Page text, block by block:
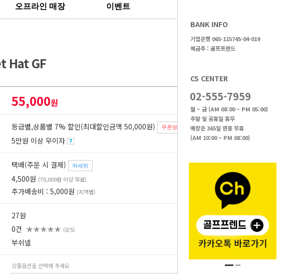
오프라인 매장 이벤트
BANK INFO
기업은행 065-115745-04-019
예금주 : 골프프렌드
CS CENTER
02-555-7959
월 ~ 금 (AM 08:00 ~ PM 05:00)
주말 및 공휴일 휴무
매장은 365일 연중 무휴
(AM 10:00 ~ PM 08:00)
>골프용품 >골프모자
Hat GF
55,000원
등급별,상품별 7% 할인(최대할인금액 50,000원) 쿠폰받기
5만원 이상 무이자
택배(주문 시 결제) 자세히
4,500원 (70,000원 이상 무료)
추가배송비 : 5,000원 (지역별)
27원
0건 ★★★★★ (0/5)
부쉬넬
상품옵션을 선택해 주세요